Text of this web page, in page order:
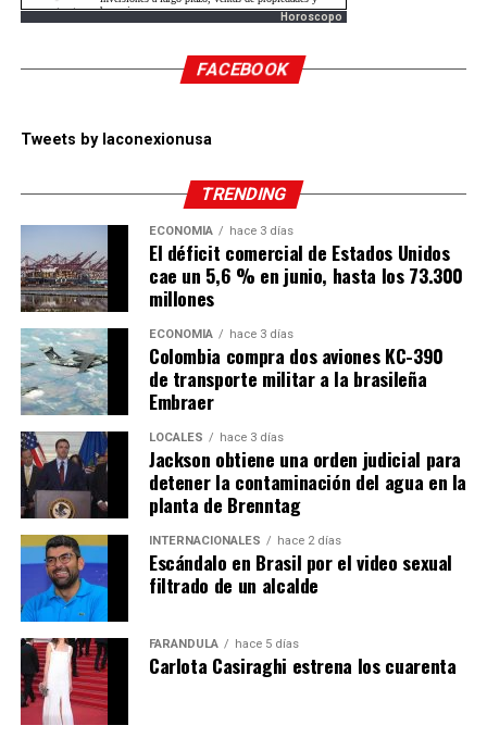
Horoscopo
FACEBOOK
Tweets by laconexionusa
TRENDING
ECONOMÍA hace 3 días
El déficit comercial de Estados Unidos
cae un 5,6 % en junio, hasta los 73.300
millones
ECONOMÍA hace 3 días
Colombia compra dos aviones KC-390
de transporte militar a la brasileña
Embraer
LOCALES hace 3 días
Jackson obtiene una orden judicial para
detener la contaminación del agua en la
planta de Brenntag
INTERNACIONALES hace 2 días
Escándalo en Brasil por el video sexual
filtrado de un alcalde
FARÁNDULA hace 5 días
Carlota Casiraghi estrena los cuarenta